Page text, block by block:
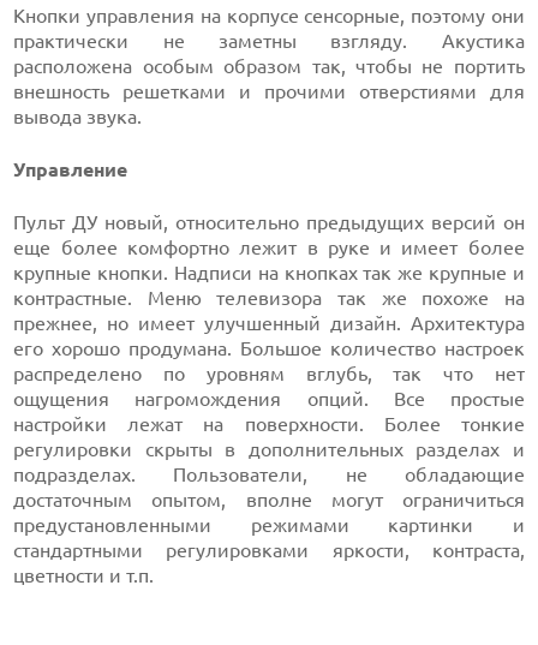
Кнопки управления на корпусе сенсорные, поэтому они
практически не заметны взгляду. Акустика
расположена особым образом так, чтобы не портить
внешность решетками и прочими отверстиями для
вывода звука.
Управление
Пульт ДУ новый, относительно предыдущих версий он
еще более комфортно лежит в руке и имеет более
крупные кнопки. Надписи на кнопках так же крупные и
контрастные. Меню телевизора так же похоже на
прежнее, но имеет улучшенный дизайн. Архитектура
его хорошо продумана. Большое количество настроек
распределено по уровням вглубь, так что нет
ощущения нагромождения опций. Все простые
настройки лежат на поверхности. Более тонкие
регулировки скрыты в дополнительных разделах и
подразделах. Пользователи, не обладающие
достаточным опытом, вполне могут ограничиться
предустановленными режимами картинки и
стандартными регулировками яркости, контраста,
цветности и т.п.